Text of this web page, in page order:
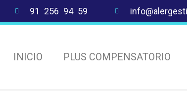
91 256 94 59
INICIO PLUS COMPENSATORIO